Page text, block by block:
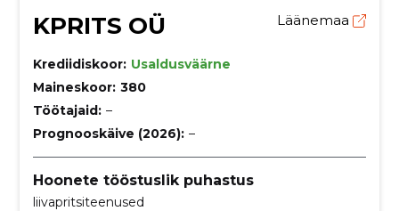
KPRITS OÜ Läänemaa
Krediidiskoor: Usaldusväärne
Maineskoor: 380
Töötajaid: –
Prognooskäive (2026): –
Hoonete tööstuslik puhastus
liivapritsiteenused